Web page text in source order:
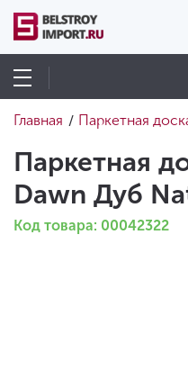
Главная / Паркетная
Паркетная
Dawn Дуб
Код товара: 00042322